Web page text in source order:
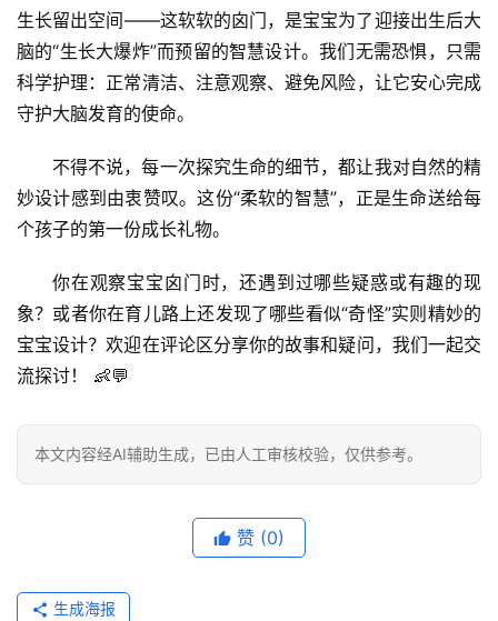
生长留出空间——这软软的囟门，是宝宝为了迎接出生后大
脑的“生长大爆炸”而预留的智慧设计。我们无需恐惧，只需
科学护理： 正常清洁、注意观察、避免风险，让它安心完成
守护大脑发育的使命。
不得不说，每一次探究生命的细节，都让我对自然的精
妙设计感到由衷赞叹。这份“柔软的智慧”，正是生命送给每
个孩子的第一份成长礼物。
你在观察宝宝囟门时，还遇到过哪些疑惑或有趣的现
象？或者你在育儿路上还发现了哪些看似“奇怪”实则精妙的
宝宝设计？欢迎在评论区分享你的故事和疑问，我们一起交
流探讨！
👶💬
本文内容经AI辅助生成，已由人工审核校验，仅供参考。
赞 (0)
生成海报